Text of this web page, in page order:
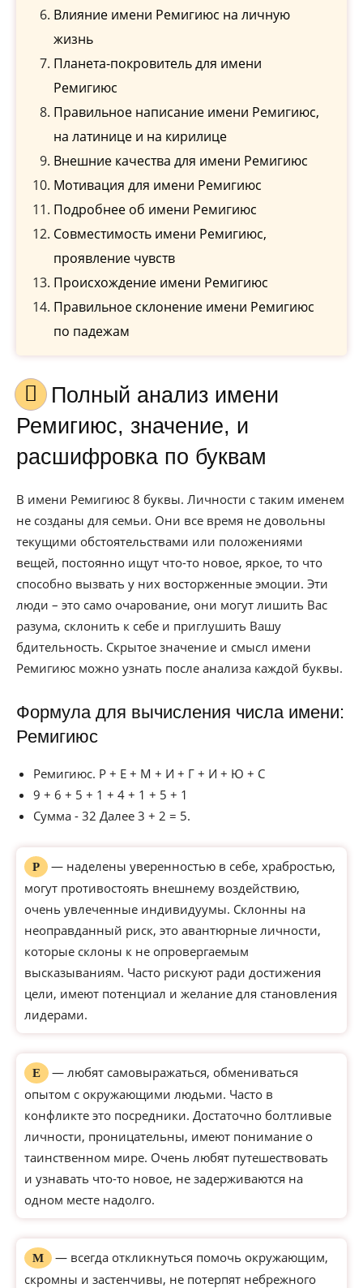
Влияние имени Ремигиюс на личную
жизнь
Планета-покровитель для имени
Ремигиюс
Правильное написание имени Ремигиюс,
на латинице и на кирилице
Внешние качества для имени Ремигиюс
Мотивация для имени Ремигиюс
Подробнее об имени Ремигиюс
Совместимость имени Ремигиюс,
проявление чувств
Происхождение имени Ремигиюс
Правильное склонение имени Ремигиюс
по падежам
Полный анализ имени
Ремигиюс, значение, и
расшифровка по буквам
В имени Ремигиюс 8 буквы. Личности с таким именем
не созданы для семьи. Они все время не довольны
текущими обстоятельствами или положениями
вещей, постоянно ищут что-то новое, яркое, то что
способно вызвать у них восторженные эмоции. Эти
люди – это само очарование, они могут лишить Вас
разума, склонить к себе и приглушить Вашу
бдительность. Скрытое значение и смысл имени
Ремигиюс можно узнать после анализа каждой буквы.
Формула для вычисления числа имени:
Ремигиюс
Ремигиюс. Р + Е + М + И + Г + И + Ю + С
9 + 6 + 5 + 1 + 4 + 1 + 5 + 1
Сумма - 32 Далее 3 + 2 = 5.
Р
— наделены уверенностью в себе, храбростью,
могут противостоять внешнему воздействию,
очень увлеченные индивидуумы. Склонны на
неоправданный риск, это авантюрные личности,
которые склоны к не опровергаемым
высказываниям. Часто рискуют ради достижения
цели, имеют потенциал и желание для становления
лидерами.
Е
— любят самовыражаться, обмениваться
опытом с окружающими людьми. Часто в
конфликте это посредники. Достаточно болтливые
личности, проницательны, имеют понимание о
таинственном мире. Очень любят путешествовать
и узнавать что-то новое, не задерживаются на
одном месте надолго.
М
— всегда откликнуться помочь окружающим,
скромны и застенчивы, не потерпят небрежного